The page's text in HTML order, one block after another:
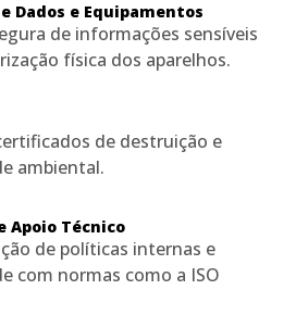
Dados e Equipamentos
de informações sensíveis
física dos aparelhos.
de destruição e
ambiental.
Apoio Técnico
de políticas internas e
com normas como a ISO